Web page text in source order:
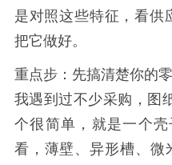
是对照这些特征，看供
把它做好。
重点步：先搞清楚你的
我遇到过不少采购，图
个很简单，就是一个
看，薄壁、异形槽、微